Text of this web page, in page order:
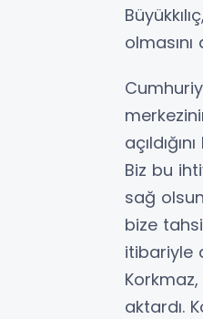
olmasını
Biz bu
sağ
bize
itibariyle
aktardı.